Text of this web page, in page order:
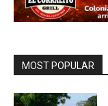
MOST POPULAR